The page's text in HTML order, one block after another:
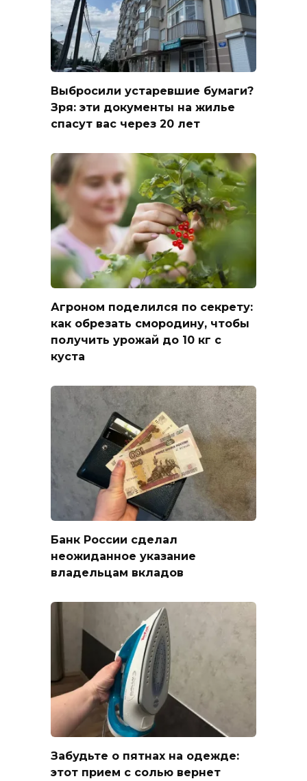
Выбросили устаревшие бумаги?
Зря: эти документы на жилье
спасут вас через 20 лет
Агроном поделился по секрету:
как обрезать смородину, чтобы
получить урожай до 10 кг с
куста
Банк России сделал
неожиданное указание
владельцам вкладов
Забудьте о пятнах на одежде:
этот прием с солью вернет